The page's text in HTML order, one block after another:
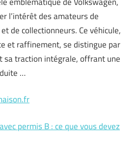
l’intérêt des amateurs de
de collectionneurs. Ce véhicule,
et raffinement, se distingue par
sa traction intégrale, offrant une
…
permis B : ce que vous devez